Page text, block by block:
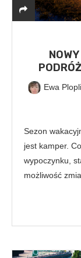
Ewa
Sezon
jest kamper.
wypoczynku,
możliwość